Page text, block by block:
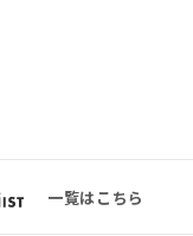
一覧はこちら